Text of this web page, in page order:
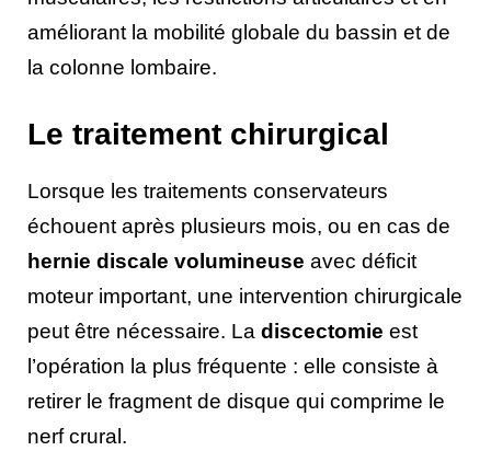
améliorant la mobilité globale du bassin et de
la colonne lombaire.
Le traitement chirurgical
Lorsque les traitements conservateurs
échouent après plusieurs mois, ou en cas de
hernie discale volumineuse avec déficit
moteur important, une intervention chirurgicale
peut être nécessaire. La discectomie est
l’opération la plus fréquente : elle consiste à
retirer le fragment de disque qui comprime le
nerf crural.